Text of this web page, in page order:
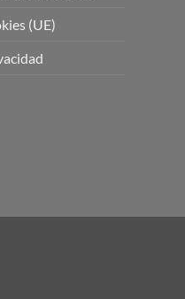
(UE)